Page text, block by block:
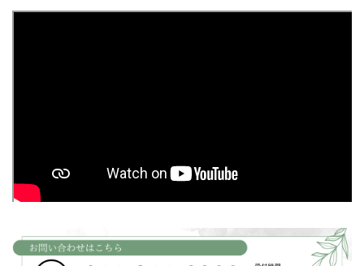
白老町不用品回収 長万部町不用品回収